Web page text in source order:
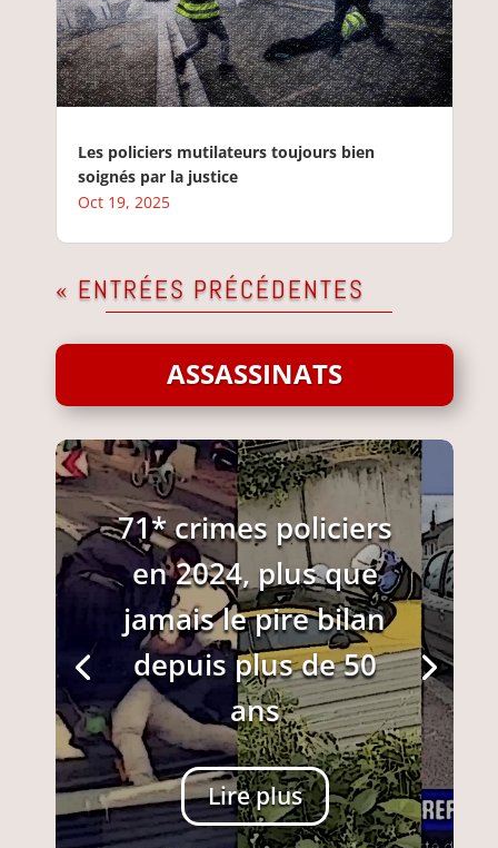
Les policiers mutilateurs toujours bien
soignés par la justice
Oct 19, 2025
« ENTRÉES PRÉCÉDENTES
ASSASSINATS
71* crimes policiers
en 2024, plus que
jamais le pire bilan
depuis plus de 50
ans
Lire plus